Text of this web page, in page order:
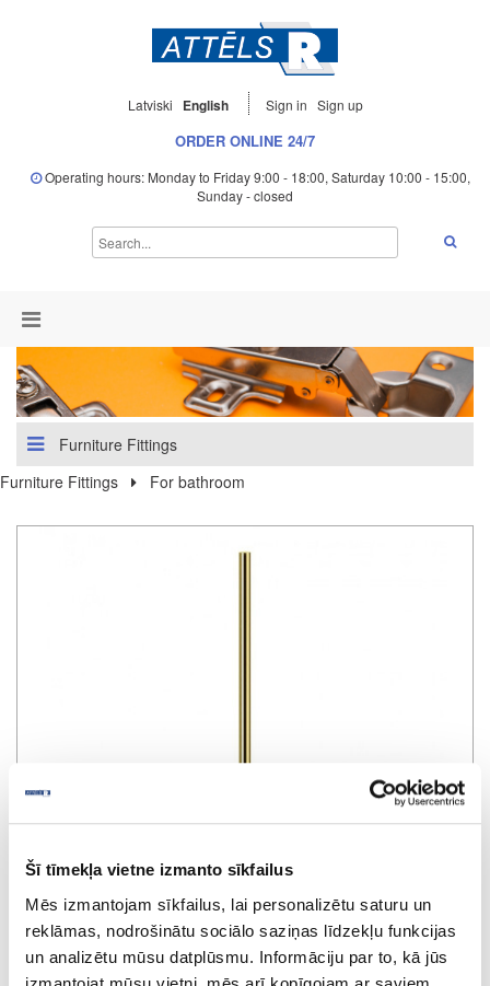
Šī tīmekļa vietne izmanto sīkfailus
Mēs izmantojam sīkfailus, lai personalizētu saturu un
reklāmas, nodrošinātu sociālo saziņas līdzekļu funkcijas
un analizētu mūsu datplūsmu. Informāciju par to, kā jūs
Latviski English Sign in Sign up
ORDER ONLINE 24/7
Operating hours: Monday to Friday 9:00 - 18:00, Saturday 10:00 - 15:00,
Sunday - closed
Furniture Fittings
Furniture Fittings
For bathroom